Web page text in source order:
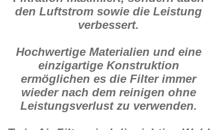
den Luftstrom sowie die Leistung
verbessert.
Hochwertige Materialien und eine
einzigartige Konstruktion
ermöglichen es die Filter immer
wieder nach dem reinigen ohne
Leistungsverlust zu verwenden.